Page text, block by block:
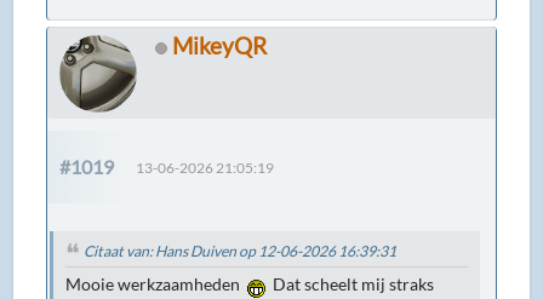
MikeyQR
#1019 13-06-2026 21:05:19
Citaat van: Hans Duiven op 12-06-2026 16:39:31
Mooie werkzaamheden
Dat scheelt mij straks